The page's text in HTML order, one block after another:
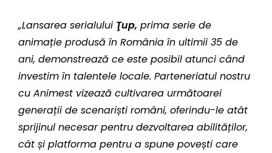
„Lansarea serialului Ţup, prima serie de
animație produsă în România în ultimii 35 de
ani, demonstrează ce este posibil atunci când
investim în talentele locale. Parteneriatul nostru
cu Animest vizează cultivarea următoarei
generații de scenariști români, oferindu-le atât
sprijinul necesar pentru dezvoltarea abilităților,
cât și platforma pentru a spune povești care